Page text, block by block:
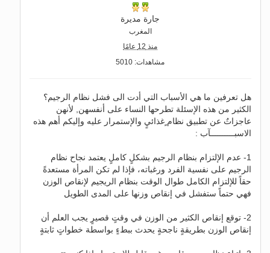
جارة مديرة
المغرب
منذ 12 عامًا
مشاهدات: 5010
هل تعرفين ما هي الأسباب التي أدت الى فشل نظام الرجيم؟
الكثير من هذه الإسئلة تطرحها النساء على أنفسهن, لأنهن
عاجزاتٌ عن تطبيق نظام ٍغذائيٍ والإستمرار عليه وإليكم أهم هذه
الاسبــــــــــآب :
1- عدم الإلتزام بنظام الرجيم بشكلٍ كاملٍ يعتمد نجاح نظام
الرجيم على نفسية الفرد ورغباته، فإذا لم تكن المرأة مستعدةً
حقاً للإلتزام الكامل طوال الوقت بنظام الريجيم لإنقاص الوزن
فهي حتماً ستفشل في إنقاص وزنها على المدى الطويل
2- توقع إنقاص الكثير من الوزن في وقتٍ قصيرٍ يجب العلم أن
إنقاص الوزن بطريقةٍ ناجحةٍ يحدث ببطءٍ بواسطة خطواتٍ ثابتةٍ